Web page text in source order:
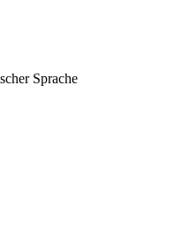
Sprache